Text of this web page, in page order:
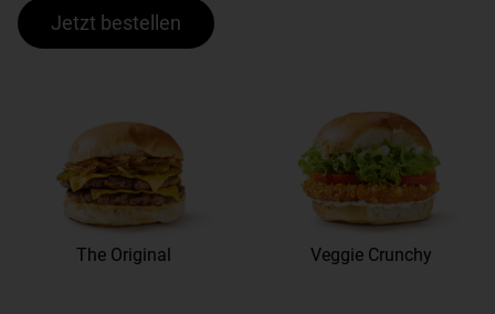
Jetzt bestellen
The Original Veggie Crunchy